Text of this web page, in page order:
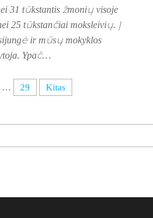
31 tūkstantis žmonių visoje
25 tūkstančiai moksleivių. Į
ir mūsų mokyklos
Ypač…
… 29 Kitas